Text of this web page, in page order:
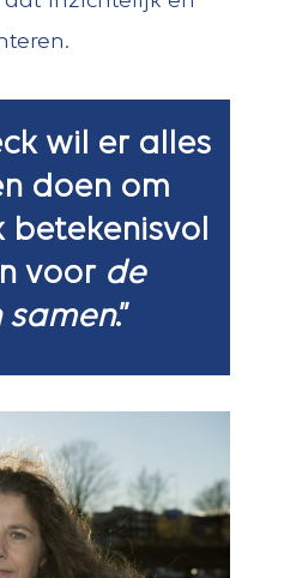
wil er alles
doen om
betekenisvol
voor de
samen.”